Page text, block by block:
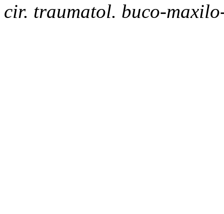
cir. traumatol. buco-